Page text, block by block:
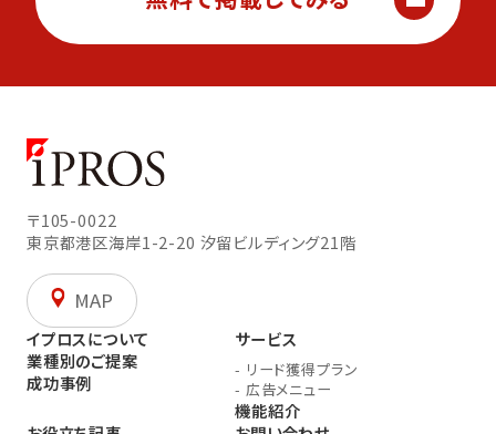
〒105-0022
東京都港区海岸1-2-20 汐留ビルディング21階
MAP
イプロスについて
業種別のご提案
成功事例
サービス
- リード獲得プラン
- 広告メニュー
機能紹介